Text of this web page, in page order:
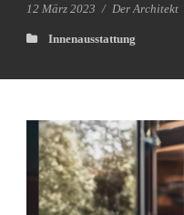
12 März 2023 / Der Architekt
Innenausstattung